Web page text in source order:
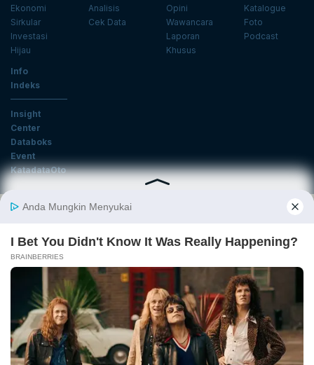
Ekonomi
Sirkular
Investasi
Hijau
Analisis
Cek Data
Opini
Wawancara
Laporan
Khusus
Katalogue
Foto
Podcast
Info
Indeks
Insight
Center
Databoks
Event
KatadataOto
Langganan Newsletter
Daftar
Ikuti Kami
Tentang Katadata Advertising Karier
Pedoman Media Siber
Kebijakan Privasi
Disclaimer
Hubungi Kami
©2026 Katadata. Hak cipta dilindungi Undang-undang.